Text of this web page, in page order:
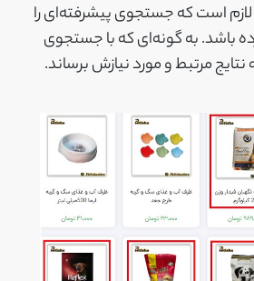
است که جستجوی پیشرفته‌ای را
باشد. به گونه‌ای که با جستجوی
نتایج مرتبط و مورد نیازش برساند.